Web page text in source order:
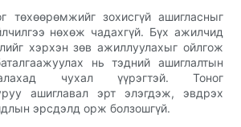
төхөөрөмжийг зохисгүй ашигласныг
нөхөж чадахгүй. Бүх ажилчид
хэрхэн зөв ажиллуулахыг ойлгож
нь тэдний ашиглалтын
чухал үүрэгтэй. Тоног
ашиглавал эрт элэгдэж, эвдрэх
эрсдэлд орж болзошгүй.